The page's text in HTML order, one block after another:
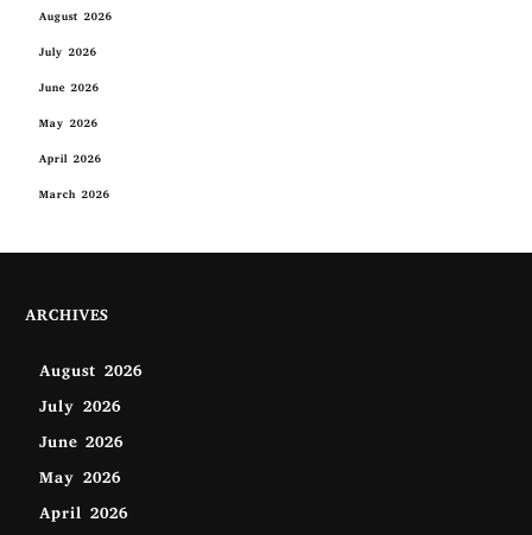
August 2026
July 2026
June 2026
May 2026
April 2026
March 2026
ARCHIVES
August 2026
July 2026
June 2026
May 2026
April 2026